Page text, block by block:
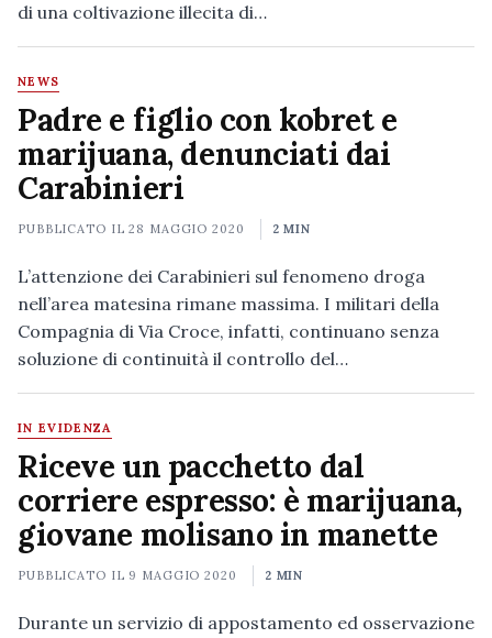
di una coltivazione illecita di…
NEWS
Padre e figlio con kobret e
marijuana, denunciati dai
Carabinieri
PUBBLICATO IL28 MAGGIO 2020 2 MIN
L’attenzione dei Carabinieri sul fenomeno droga
nell’area matesina rimane massima. I militari della
Compagnia di Via Croce, infatti, continuano senza
soluzione di continuità il controllo del…
IN EVIDENZA
Riceve un pacchetto dal
corriere espresso: è marijuana,
giovane molisano in manette
PUBBLICATO IL 9 MAGGIO 2020 2 MIN
Durante un servizio di appostamento ed osservazione